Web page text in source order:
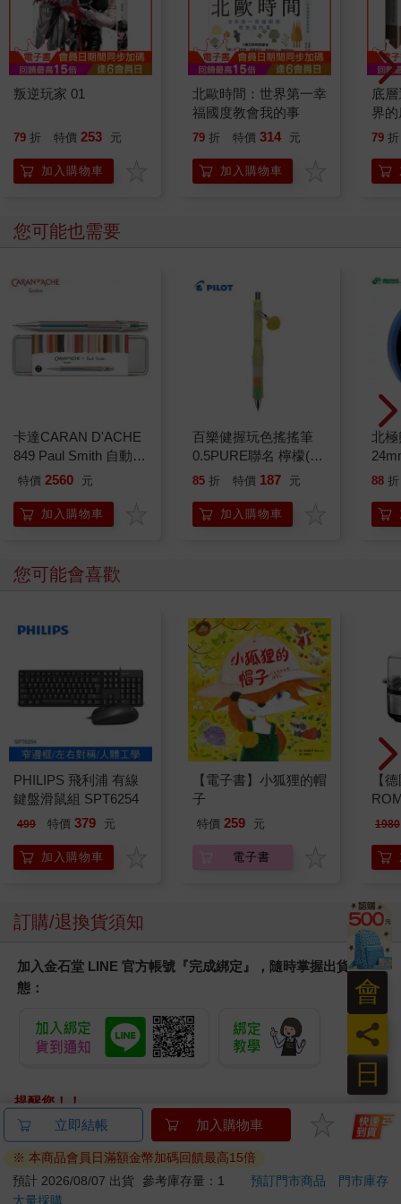
叛逆玩家 01
79 折 特價 253 元
加入購物車
北歐時間：世界第一幸
福國度教會我的事
79 折 特價 314 元
加入購物車
底
界
79 折
您可能也需要
卡達CARAN D'ACHE
849 Paul Smith 自動鉛
筆 ED.5 條紋銀
特價 2560 元
加入購物車
百樂健握玩色搖搖筆
0.5PURE聯名 檸檬(限
量)
85 折 特價 187 元
加入購物車
北
88 折
您可能會喜歡
PHILIPS 飛利浦 有線
鍵盤滑鼠組 SPT6254
499 特價 379 元
加入購物車
【電子書】小狐狸的帽
子
特價 259 元
電子書
【
曼
1980
訂購/退換貨須知
加入金石堂 LINE 官方帳號『完成綁定』，隨時掌握出貨動
態：
提醒您！！
金石堂及銀行均不會請您操作ATM! 如接獲電話要求您前往
ATM提款機，請不要聽從指示，以免受騙上當！
退換貨須知：
立即結帳 加入購物車
※ 本商品會員日滿額金幣加碼回饋最高15倍
預計 2026/08/07 出貨 參考庫存量：1 預訂門市商品
門市庫存
大量採購
日
員
會